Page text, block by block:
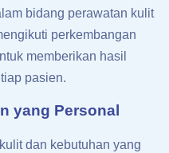
bidang perawatan kulit
perkembangan
memberikan hasil
pasien.
yang Personal
dan kebutuhan yang